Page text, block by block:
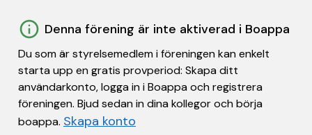
Denna förening är inte aktiverad i Boappa
Du som är styrelsemedlem i föreningen kan enkelt
starta upp en gratis provperiod: Skapa ditt
användarkonto, logga in i Boappa och registrera
föreningen. Bjud sedan in dina kollegor och börja
boappa. Skapa konto